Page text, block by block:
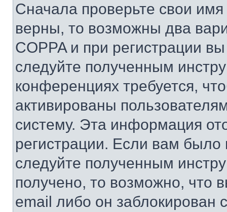
Сначала проверьте свои
верны, то возможны два
COPPA и при регистрации
следуйте полученным
конференциях требуется,
активированы
систему. Эта информация
регистрации. Если вам
следуйте полученным
получено, то возможно, что
email либо он